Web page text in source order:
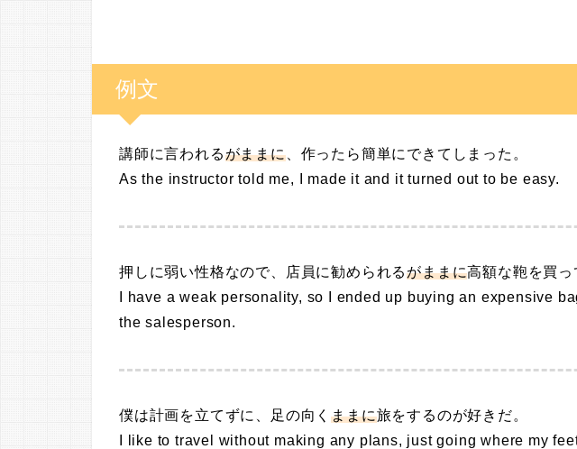
例文
講師に言われるがままに、作ったら簡単にできてしまった。
As the instructor told me, I made it and it turned out to be easy.
押しに弱い性格なので、店員に勧められるがままに高額な鞄を買っ
I have a weak personality, so I ended up buying an expensive
the salesperson.
僕は計画を立てずに、足の向くままに旅をするのが好きだ。
I like to travel without making any plans, just going where my